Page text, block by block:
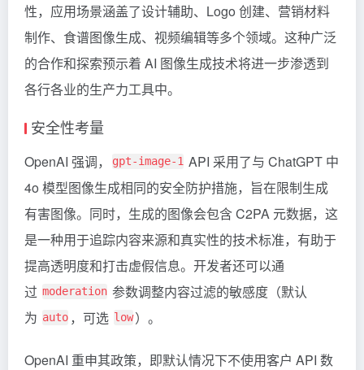
性，应用场景涵盖了设计辅助、Logo 创建、营销材料
制作、食谱图像生成、视频编辑等多个领域。这种广泛
的合作和探索预示着 AI 图像生成技术将进一步渗透到
各行各业的生产力工具中。
安全性考量
OpenAI 强调， gpt-image-1 API 采用了与 ChatGPT 中
4o 模型图像生成相同的安全防护措施，旨在限制生成
有害图像。同时，生成的图像会包含 C2PA 元数据，这
是一种用于追踪内容来源和真实性的技术标准，有助于
提高透明度和打击虚假信息。开发者还可以通
过 moderation 参数调整内容过滤的敏感度（默认
为 auto ，可选 low）。
OpenAI 重申其政策，即默认情况下不使用客户 API 数